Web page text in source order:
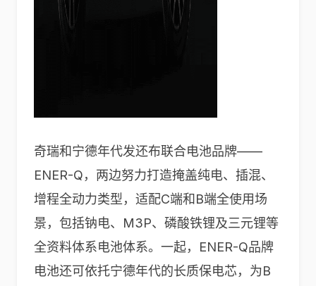
奇瑞和宁德年代发还布联合电池品牌——
ENER-Q，两边努力打造掩盖纯电、插混、
增程全动力类型，适配C端和B端全使用场
景，包括钠电、M3P、磷酸铁锂及三元锂等
全资料体系电池体系。一起，ENER-Q品牌
电池还可依托宁德年代的长质保电芯，为B